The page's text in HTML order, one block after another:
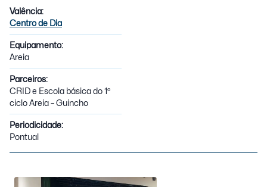
Valência:
Centro de Dia
Equipamento:
Areia
Parceiros:
CRID e Escola básica do 1º
ciclo Areia – Guincho
Periodicidade:
Pontual